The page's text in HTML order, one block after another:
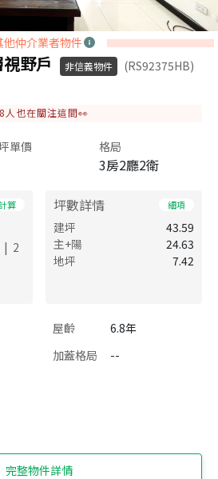
他仲介業者物件
野戶 非信義物件
(RS92375HB)
8 人也在關注這間👀
單價 格局
3房2廳2衛
算
| 2
坪數詳情 細項
建坪
43.59
主+陽
24.63
地坪
7.42
屋齡
6.8年
加蓋格局
--
完整物件詳情